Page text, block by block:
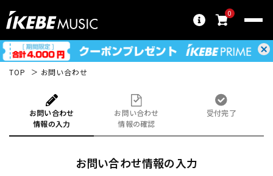
0
TOP お問い合わせ
お問い合わせ
情報の入力
お問い合わせ
情報の確認
受付完了
お問い合わせ情報の入力